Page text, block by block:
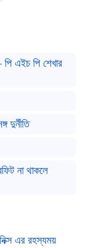
পি এইচ পি শেখার
দুর্নীতি
না থাকলে
এর রহস্যময়